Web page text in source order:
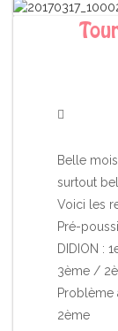
Belle
surtout
Voici les
Pré-
DIDION :
3ème /
Problème
2ème